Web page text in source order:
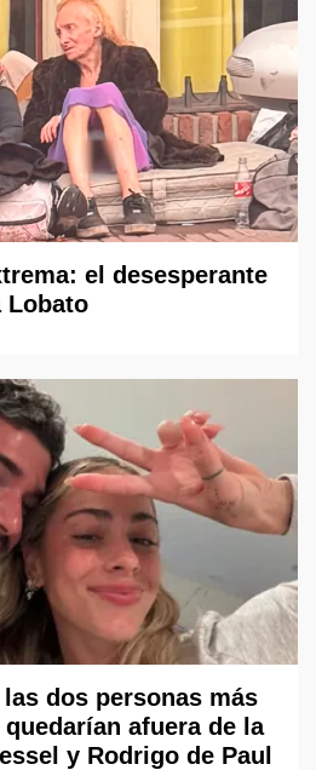
el desesperante
Lobato
dos personas más
afuera de la
y Rodrigo de Paul